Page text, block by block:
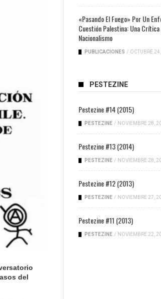
del
«Pasando El Fuego» Por Un
Cuestión Palestina: Una
Nacionalismo
PUBLICACIONES / OCTUBRE
PESTEZINE
Pestezine #14 (2015)
PESTEZINE / NOVIEMBRE 28,
Pestezine #13 (2014)
PESTEZINE / NOVIEMBRE 28,
Pestezine #12 (2013)
PESTEZINE / NOVIEMBRE 27,
Pestezine #11 (2013)
PESTEZINE / NOVIEMBRE 22,